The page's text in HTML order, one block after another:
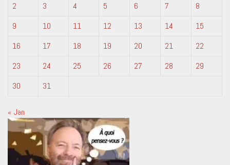
2
3 4 5 6 7
8
9
10 11 12 13 14
15
16
17 18 19 20 21
22
23
24 25 26 27 28
29
30
31
« Jan